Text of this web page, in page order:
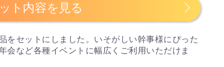
ト内容を見る
をセットにしました。いそがしい幹事様にぴった
会など各種イベントに幅広くご利用いただけま